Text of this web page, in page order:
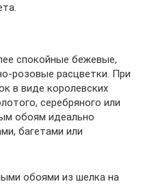
спокойные бежевые,
розовые расцветки. При
в виде королевских
серебряного или
обоям идеально
багетами или
обоями из шелка на